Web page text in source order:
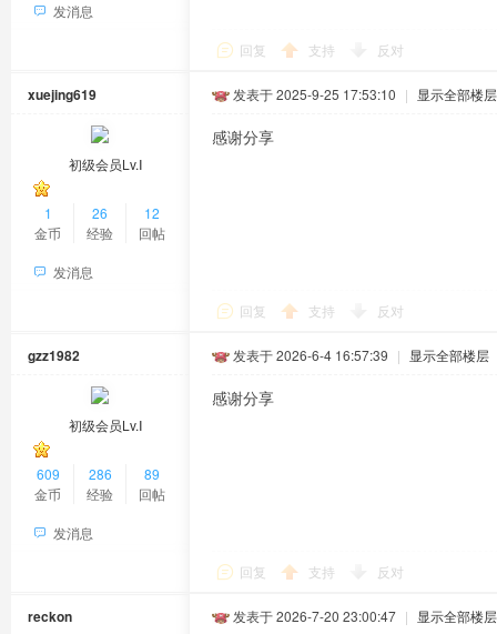
发消息
回复 支持 反对
xuejing619
初级会员Lv.Ⅰ
1
金币
26
经验
12
回帖
发消息
发表于 2025-9-25 17:53:10 | 显示全部楼层
感谢分享
回复 支持 反对
gzz1982
初级会员Lv.Ⅰ
609
金币
286
经验
89
回帖
发消息
发表于 2026-6-4 16:57:39 | 显示全部楼层
感谢分享
回复 支持 反对
reckon 发表于 2026-7-20 23:00:47 | 显示全部楼层